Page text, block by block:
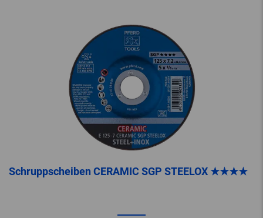
Schruppscheiben CERAMIC SGP STEELOX ★★★★